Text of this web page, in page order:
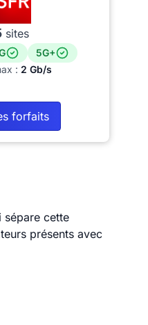
sites
5G+
: 2 Gb/s
forfaits
sépare cette
présents avec